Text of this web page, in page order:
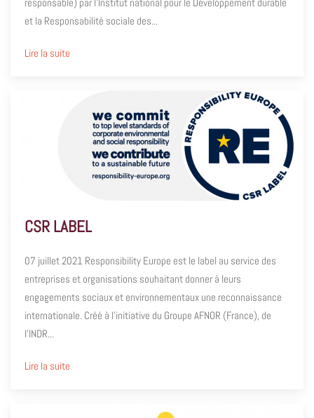
et la Responsabilité sociale des...
Lire la suite
CSR LABEL
07 juillet 2021 Responsibility Europe est le label au service des
entreprises et organisations souhaitant donner à leurs
engagements sociaux et environnementaux une reconnaissance
internationale. Créé à l’initiative du Groupe AFNOR (France), de
l’INDR...
Lire la suite